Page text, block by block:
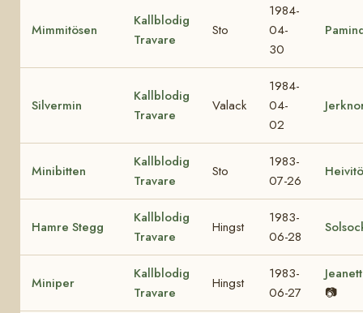
Mimmitösen
Kallblodig
Travare
Sto
1984-
04-
30
Silvermin
Kallblodig
Travare
Valack
1984-
04-
02
Minibitten
Kallblodig
Travare
Sto
1983-
07-26
Hamre Stegg
Kallblodig
Travare
Hingst
1983-
06-28
Miniper
Kallblodig
Travare
Hingst
1983-
06-27
📷